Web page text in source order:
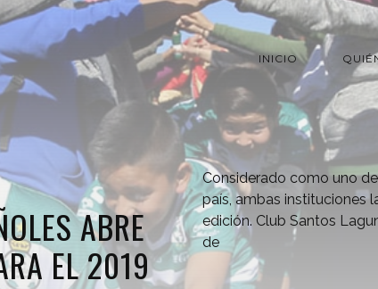
INICIO
ABRE
EL 2019
Considerado como uno
país, ambas instituciones
edición. Club Santos
de